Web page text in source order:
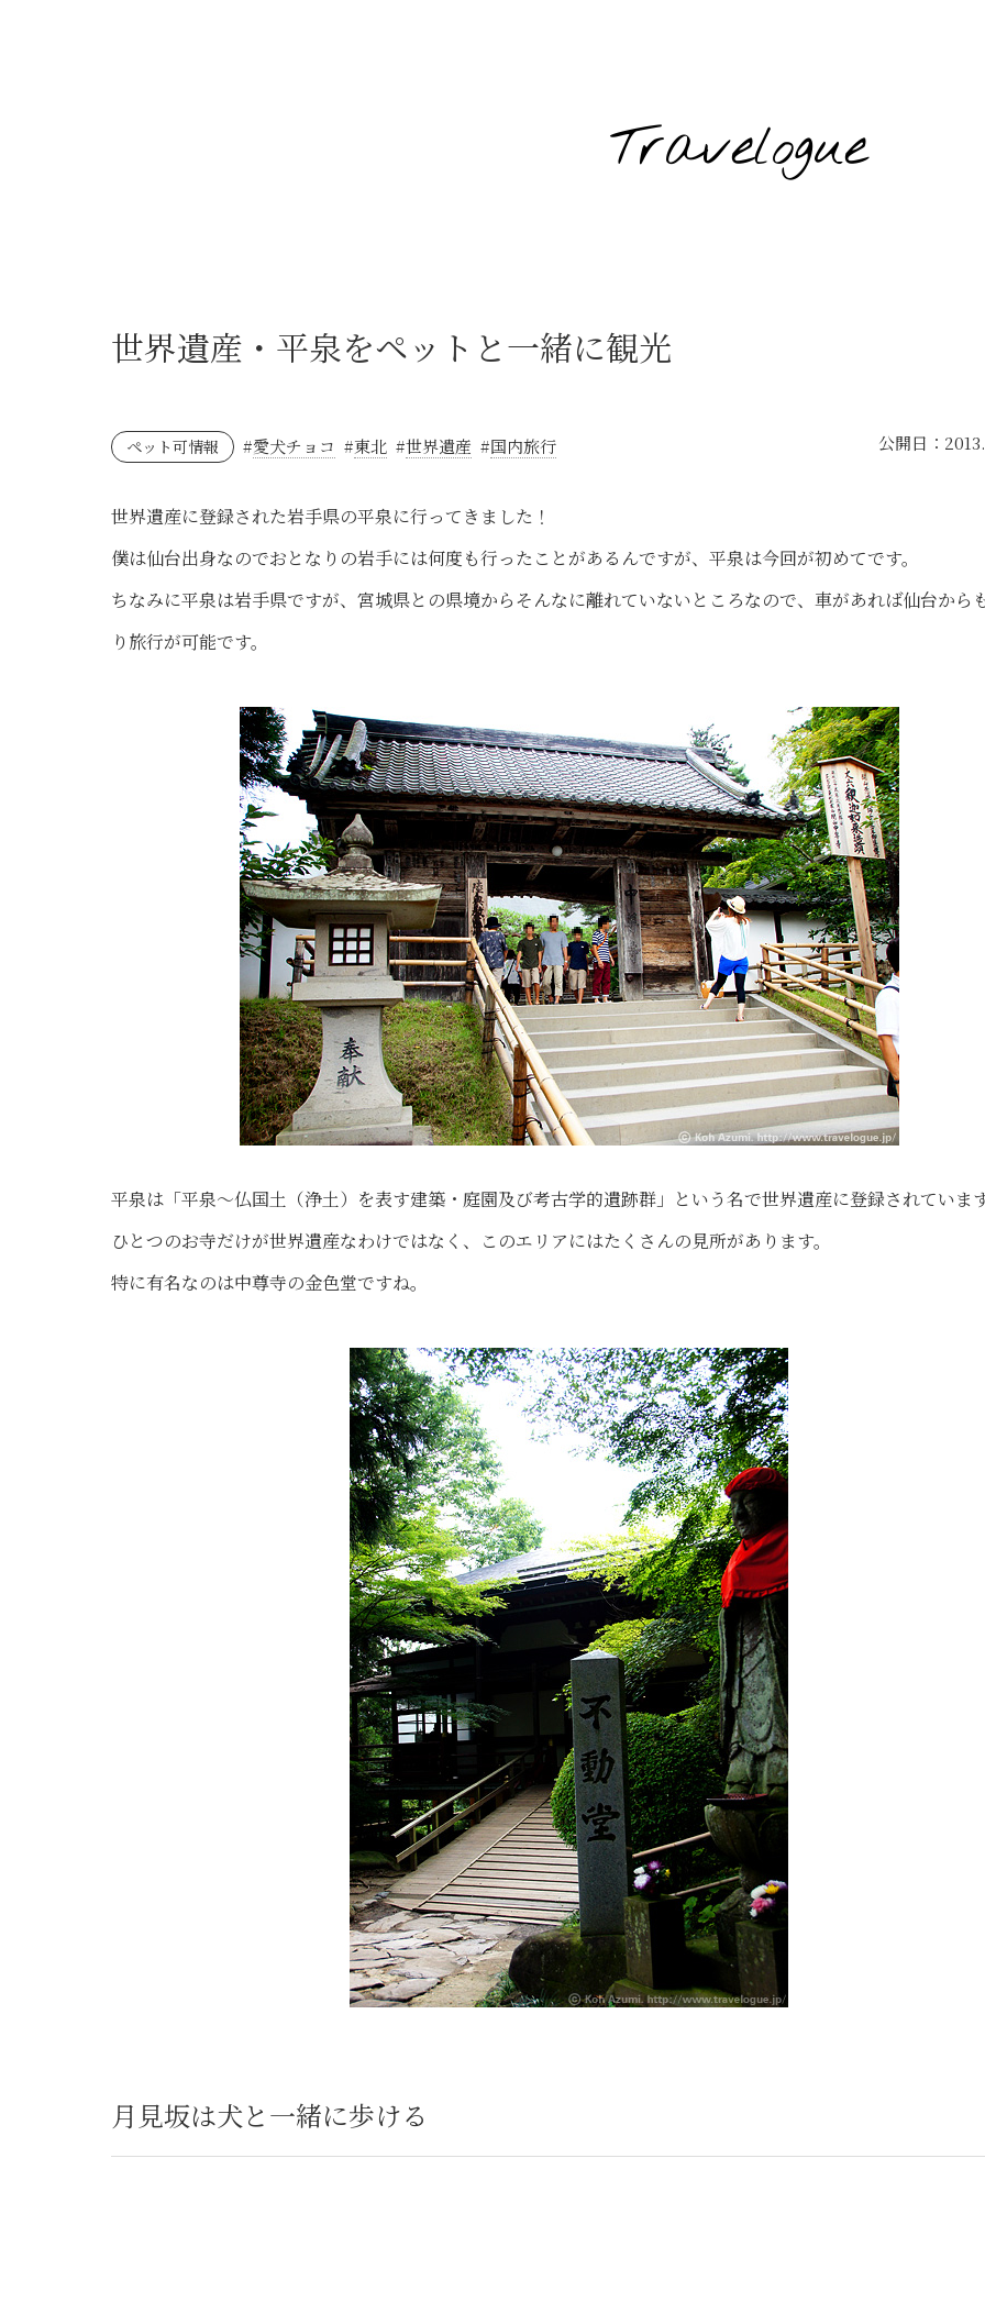
Travelogue
世界遺産・平泉をペットと一緒に観光
ペット可情報 #愛犬チョコ #東北 #世界遺産 #国内旅行 公開日：
世界遺産に登録された岩手県の平泉に行ってきました！
僕は仙台出身なのでおとなりの岩手には何度も行ったことがあるんですが、平泉は今回が初めてです。
ちなみに平泉は岩手県ですが、宮城県との県境からそんなに離れていないところなので、車があれば仙台から
り旅行が可能です。
平泉は「平泉〜仏国土（浄土）を表す建築・庭園及び考古学的遺跡群」という名で世界遺産に登録されています
ひとつのお寺だけが世界遺産なわけではなく、このエリアにはたくさんの見所があります。
特に有名なのは中尊寺の金色堂ですね。
月見坂は犬と一緒に歩ける